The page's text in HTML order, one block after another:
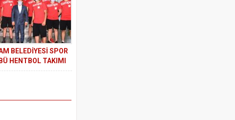
BELEDİYESİ SPOR
HENTBOL TAKIMI
RİZE’YE GİTTİ